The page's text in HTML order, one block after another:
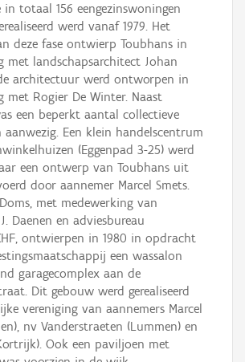
in totaal 156 eengezinswoningen
werd vanaf 1979. Het
deze fase ontwierp Toubhans in
met landschapsarchitect Johan
architectuur werd ontworpen in
met Rogier De Winter. Naast
een beperkt aantal collectieve
aanwezig. Een klein handelscentrum
(Eggenpad 3-25) werd
een ontwerp van Toubhans uit
door aannemer Marcel Smets.
met medewerking van
Daenen en adviesbureau
ontwierpen in 1980 in opdracht
een wassalon
garagecomplex aan de
Dit gebouw werd gerealiseerd
vereniging van aannemers Marcel
nv Vanderstraeten (Lummen) en
Ook een paviljoen met